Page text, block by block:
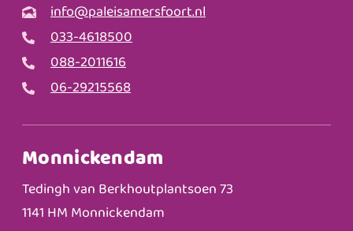
info@paleisamersfoort.nl
033-4618500
088-2011616
06-29215568
Monnickendam
Tedingh van Berkhoutplantsoen 73
1141 HM Monnickendam